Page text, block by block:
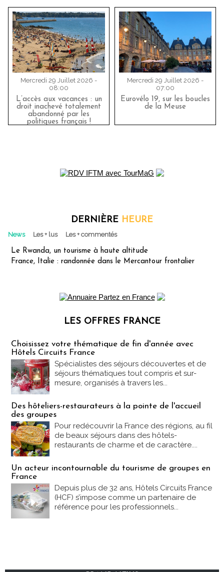
Mercredi 29 Juillet 2026 -
08:00
L’accès aux vacances : un
droit inachevé totalement
abandonné par les
politiques français !
Mercredi 29 Juillet 2026 -
07:00
Eurovélo 19, sur les boucles
de la Meuse
DERNIÈRE HEURE
News Les + lus Les + commentés
Le Rwanda, un tourisme à haute altitude
France, Italie : randonnée dans le Mercantour frontalier
LES OFFRES FRANCE
Choisissez votre thématique de fin d'année avec
Hôtels Circuits France
Spécialistes des séjours découvertes et de
séjours thématiques tout compris et sur-
mesure, organisés à travers les...
Des hôteliers-restaurateurs à la pointe de l'accueil
des groupes
Pour redécouvrir la France des régions, au fil
de beaux séjours dans des hôtels-
restaurants de charme et de caractère....
Un acteur incontournable du tourisme de groupes en
France
Depuis plus de 32 ans, Hôtels Circuits France
(HCF) s’impose comme un partenaire de
référence pour les professionnels...